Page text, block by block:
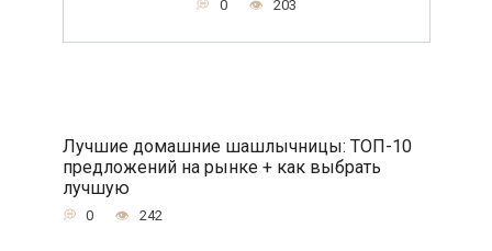
0 203
Лучшие домашние шашлычницы: ТОП-10
предложений на рынке + как выбрать
лучшую
0 242